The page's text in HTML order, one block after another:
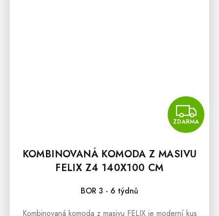
ZDARMA
KOMBINOVANÁ KOMODA Z MASIVU
FELIX Z4 140X100 CM
BOR 3 - 6 týdnů
Kombinovaná komoda z masivu FELIX je moderní kus